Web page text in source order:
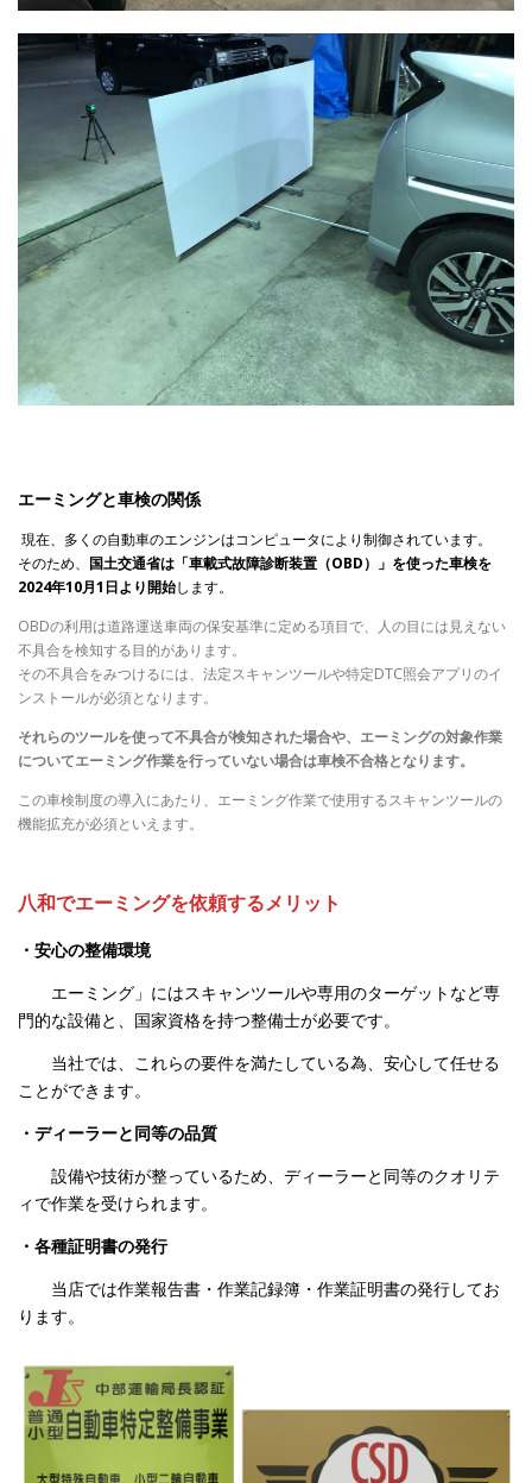
エーミングと車検の関係
現在、多くの自動車のエンジンはコンピュータにより制御されています。
そのため、 国土交通省は「車載式故障診断装置（OBD）」を使った車検を
2024年10月1日より開始します。
OBDの利用は道路運送車両の保安基準に定める項目で、人の目には見えない
不具合を検知する目的があります。
その不具合をみつけるには、法定スキャンツールや特定DTC照会アプリのイ
ンストールが必須となります。
それらのツールを使って不具合が検知された場合や、エーミングの対象作業
についてエーミング作業を行っていない場合は車検不合格となります。
この車検制度の導入にあたり、エーミング作業で使用するスキャンツールの
機能拡充が必須といえます。
八和でエーミングを依頼するメリット
・安心の整備環境
エーミング」にはスキャンツールや専用のターゲットなど専
門的な設備と、国家資格を持つ整備士が必要です。
当社では、これらの要件を満たしている為、安心して任せる
ことができます。
・ディーラーと同等の品質
設備や技術が整っているため、ディーラーと同等のクオリテ
ィで作業を受けられます。
・各種証明書の発行
当店では作業報告書・作業記録簿・作業証明書の発行してお
ります。